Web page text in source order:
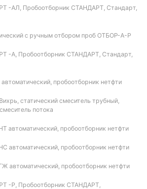
-АЛ, Пробоотборник СТАНДАРТ, Стандарт,
с ручным отбором проб ОТБОР-А-Р
-А, Пробоотборник СТАНДАРТ, Стандарт,
пробоотборник нетфти
статический смеситель трубный,
потока
автоматический, пробоотборник нетфти
автоматический, пробоотборник нетфти
автоматический, пробоотборник нетфти
-Р, Пробоотборник СТАНДАРТ,